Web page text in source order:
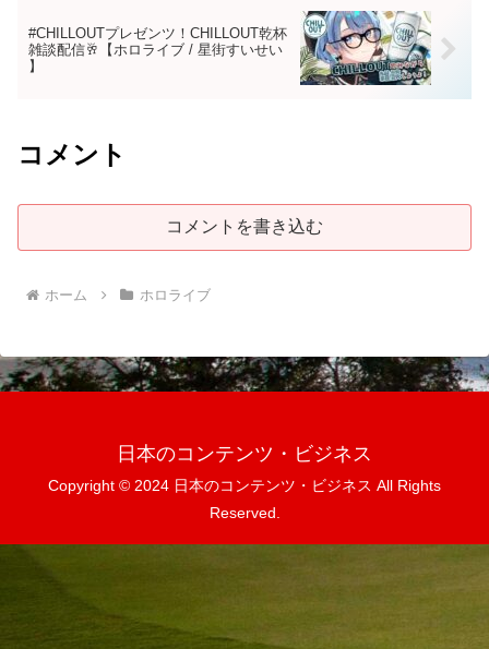
#CHILLOUTプレゼンツ！CHILLOUT乾杯
雑談配信🥂【ホロライブ / 星街すいせい
】
コメント
コメントを書き込む
ホーム ホロライブ
日本のコンテンツ・ビジネス
Copyright © 2024 日本のコンテンツ・ビジネス All Rights
Reserved.